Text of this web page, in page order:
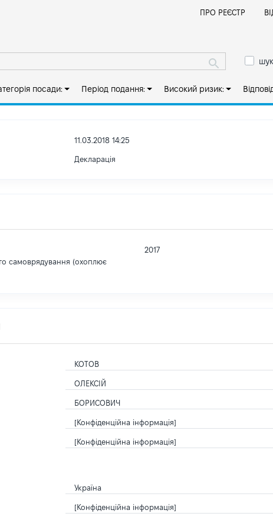
ПРО РЕЄСТР
посади: Період подання: Високий ризик:
11.03.2018 14:25
Декларація
самоврядування (охоплює
2017
КОТОВ
ОЛЕКСІЙ
БОРИСОВИЧ
[Конфіденційна інформація]
[Конфіденційна інформація]
Україна
[Конфіденційна інформація]